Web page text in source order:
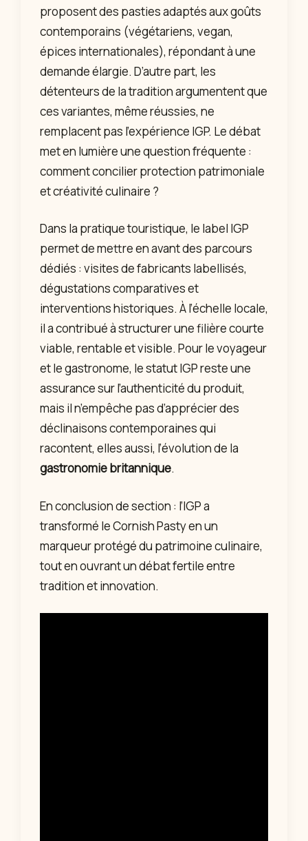
proposent des pasties adaptés aux goûts
contemporains (végétariens, vegan,
épices internationales), répondant à une
demande élargie. D’autre part, les
détenteurs de la tradition argumentent que
ces variantes, même réussies, ne
remplacent pas l’expérience IGP. Le débat
met en lumière une question fréquente :
comment concilier protection patrimoniale
et créativité culinaire ?
Dans la pratique touristique, le label IGP
permet de mettre en avant des parcours
dédiés : visites de fabricants labellisés,
dégustations comparatives et
interventions historiques. À l’échelle locale,
il a contribué à structurer une filière courte
viable, rentable et visible. Pour le voyageur
et le gastronome, le statut IGP reste une
assurance sur l’authenticité du produit,
mais il n’empêche pas d’apprécier des
déclinaisons contemporaines qui
racontent, elles aussi, l’évolution de la
gastronomie britannique.
En conclusion de section : l’IGP a
transformé le Cornish Pasty en un
marqueur protégé du patrimoine culinaire,
tout en ouvrant un débat fertile entre
tradition et innovation.